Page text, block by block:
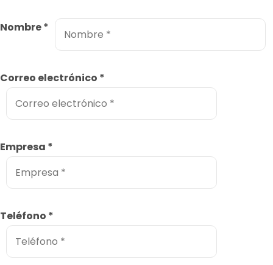
Nombre*
Correo electrónico *
Empresa *
Teléfono *